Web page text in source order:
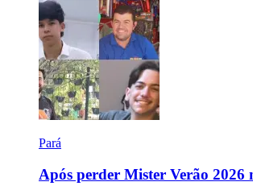
Pará
Após perder Mister Verão 2026